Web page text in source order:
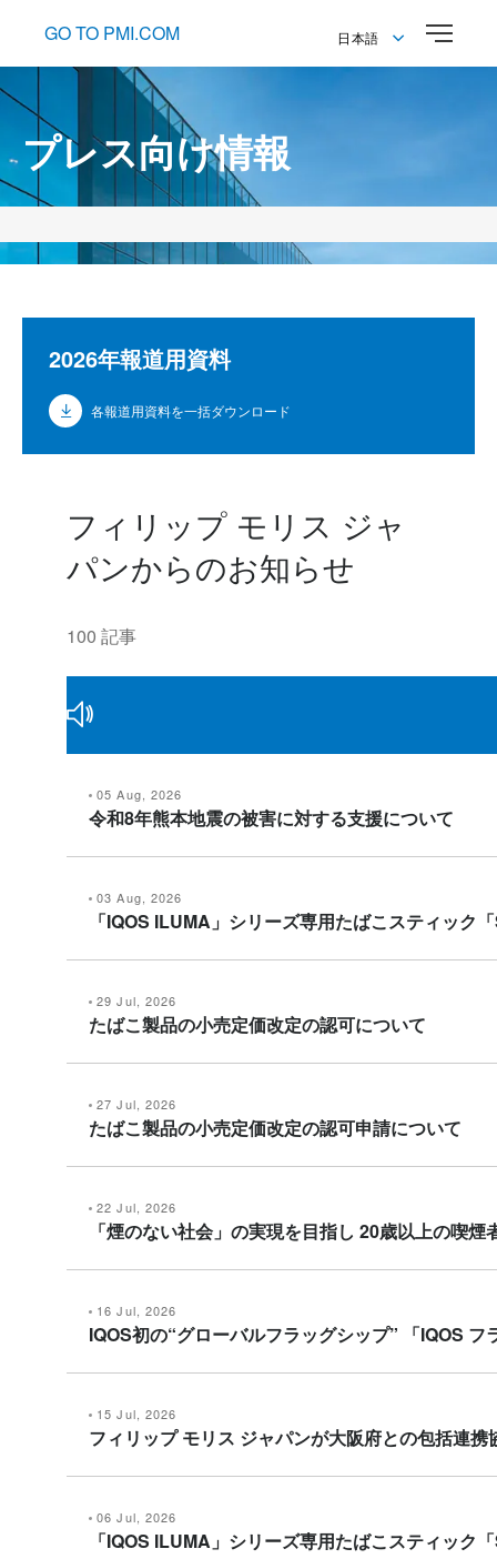
GO TO PMI.COM
日本語
プレス向け情報
2026年報道用資料
各報道用資料を一括ダウンロード
フィリップ モリス ジャ
パンからのお知らせ
100 記事
05 Aug, 2026
令和8年熊本地震の被害に対する支援について
03 Aug, 2026
「IQOS ILUMA」シリーズ専用たばこスティッ
29 Jul, 2026
たばこ製品の小売定価改定の認可について
27 Jul, 2026
たばこ製品の小売定価改定の認可申請について
22 Jul, 2026
「煙のない社会」の実現を目指し 20歳以上の喫
16 Jul, 2026
IQOS初の“グローバルフラッグシップ” 「IQOS
15 Jul, 2026
フィリップ モリス ジャパンが大阪府との包括連
06 Jul, 2026
「IQOS ILUMA」シリーズ専用たばこスティック